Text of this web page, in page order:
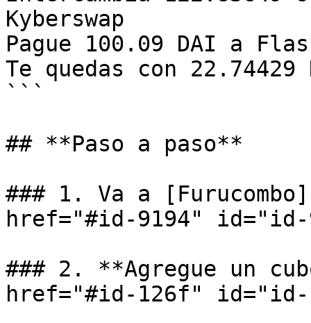
Kyberswap
Pague 100.09 DAI a
Te quedas con
```
## **Paso a paso**
### 1. Va a
href="#id-9194" id="id-
### 2. **Agregue un
href="#id-126f" id="id-